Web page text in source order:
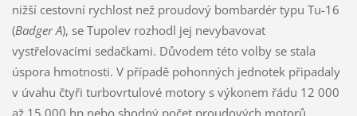
nižší cestovní rychlost než proudový bombardér typu Tu-16
(Badger A), se Tupolev rozhodl jej nevybavovat
vystřelovacími sedačkami. Důvodem této volby se stala
úspora hmotnosti. V případě pohonných jednotek připadaly
v úvahu čtyři turbovrtulové motory s výkonem řádu 12 000
až 15 000 hp nebo shodný počet proudových motorů